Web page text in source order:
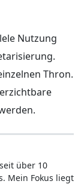
Nutzung
Thron.
über 10
Mein Fokus liegt